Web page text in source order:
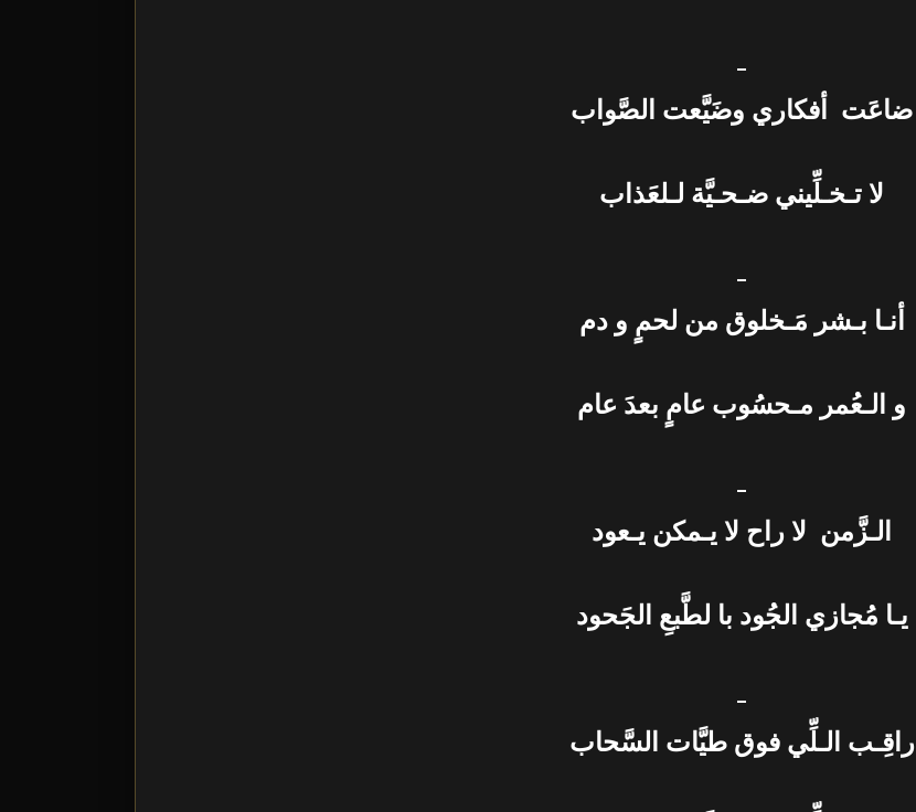
_
ضاعَت أفكاري وضَيَّعت الصَّواب
لا تـخـلِّيني ضـحـيَّة لـلعَذاب
_
أنـا بـشر مَـخلوق من لحمٍ و دم
و الـعُمر مـحسُوب عامٍ بعدَ عام
_
الـزَّمن لا راح لا يـمكن يـعود
يـا مُجازي الجُود با لطَّبعِ الجَحود
_
راقِـب الـلِّي فوق طيَّات السَّحاب